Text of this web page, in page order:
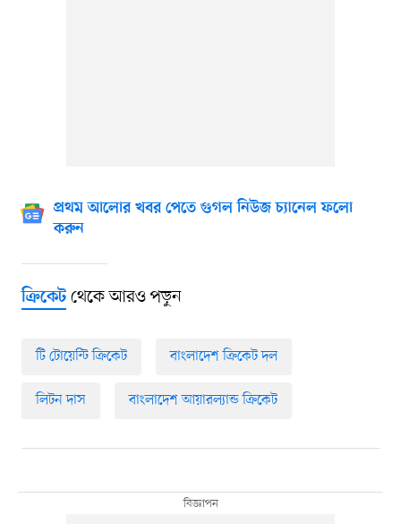
প্রথম আলোর খবর পেতে গুগল নিউজ চ্যানেল ফলো
করুন
ক্রিকেটথেকে আরও পড়ুন
টি টোয়েন্টি ক্রিকেট বাংলাদেশ ক্রিকেট দল
লিটন দাস বাংলাদেশ আয়ারল্যান্ড ক্রিকেট